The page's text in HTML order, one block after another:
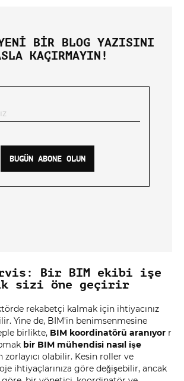
BIR BLOG YAZISINI
KAÇIRMAYIN!
BUGÜN ABONE OLUN
Bir BIM ekibi işe
sizi öne geçirir
rekabetçi kalmak için ihtiyacınız
Yine de, BIM'in benimsenmesine
birlikte, BIM koordinatörü aranıyor r
bir BIM mühendisi nasıl işe
zorlayıcı olabilir. Kesin roller ve
ihtiyaçlarınıza göre değişebilir, ancak